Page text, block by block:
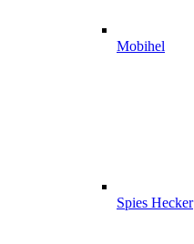
Mobihel
Spies Hecker